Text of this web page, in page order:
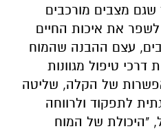
מצבים מורכבים
לשפר את איכות החיים
עצם ההבנה שהמוח
דרכי טיפול מגוונות
של הקלה, שליטה
לתפקוד ולרווחה
"היכולת של המוח